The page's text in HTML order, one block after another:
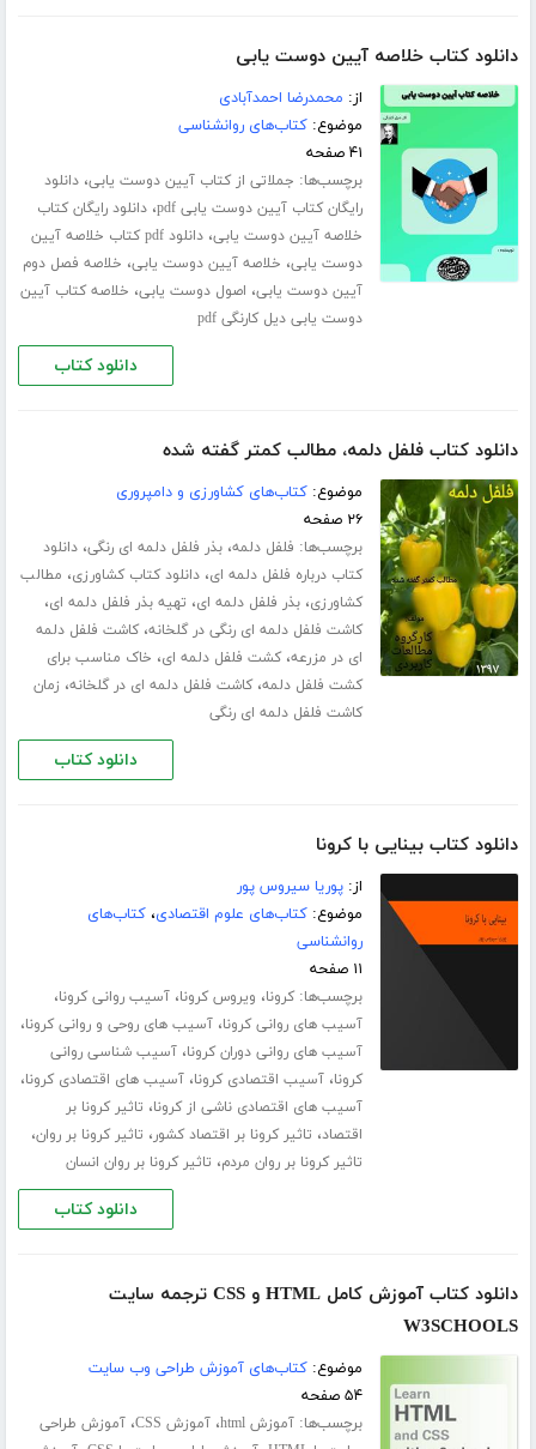
دانلود کتاب خلاصه آیین دوست یابی
از: محمدرضا احمدآبادی
موضوع:کتاب‌های روانشناسی
۴۱ صفحه
برچسب‌ها: جملاتی از کتاب آیین دوست یابی،دانلود
رایگان کتاب آیین دوست یابی pdf
،دانلود رایگان کتاب
خلاصه آیین دوست یابی،
دانلود pdf کتاب خلاصه آیین
دوست یابی، خلاصه آیین دوست یابی، خلاصه فصل دوم
آیین دوست یابی، اصول دوست یابی، خلاصه کتاب آیین
دوست یابی دیل کارنگی pdf
دانلود کتاب
دانلود کتاب فلفل دلمه، مطالب کمتر گفته شده
موضوع:کتاب‌های کشاورزی و دامپروری
۲۶ صفحه
برچسب‌ها: فلفل دلمه،بذر فلفل دلمه ای رنگی،دانلود
کتاب درباره فلفل دلمه ای،دانلود کتاب کشاورزی، مطالب
کشاورزی،بذر فلفل دلمه ای، تهیه بذر فلفل دلمه ای،
کاشت فلفل دلمه ای رنگی در گلخانه،کاشت فلفل دلمه
ای در مزرعه،کشت فلفل دلمه ای، خاک مناسب برای
کشت فلفل دلمه،کاشت فلفل دلمه ای در گلخانه، زمان
کاشت فلفل دلمه ای رنگی
دانلود کتاب
دانلود کتاب بینایی با کرونا
از:پوریا سیروس پور
موضوع:کتاب‌های علوم اقتصادی،کتاب‌های
روانشناسی
۱۱ صفحه
برچسب‌ها:کرونا، ویروس کرونا،آسیب روانی کرونا،
آسیب های روانی کرونا،آسیب های روحی و روانی کرونا،
آسیب های روانی دوران کرونا،آسیب شناسی روانی
کرونا،آسیب اقتصادی کرونا،آسیب های اقتصادی کرونا،
آسیب های اقتصادی ناشی از کرونا، تاثیر کرونا بر
اقتصاد، تاثیر کرونا بر اقتصاد کشور، تاثیر کرونا بر روان،
تاثیر کرونا بر روان مردم، تاثیر کرونا بر روان انسان
دانلود کتاب
دانلود کتاب آموزش کامل HTML و CSS ترجمه سایت
W3SCHOOLS
موضوع:کتاب‌های آموزش طراحی وب سایت
۵۴ صفحه
برچسب‌ها:آموزش html ،آموزش CSS ،آموزش طراحی